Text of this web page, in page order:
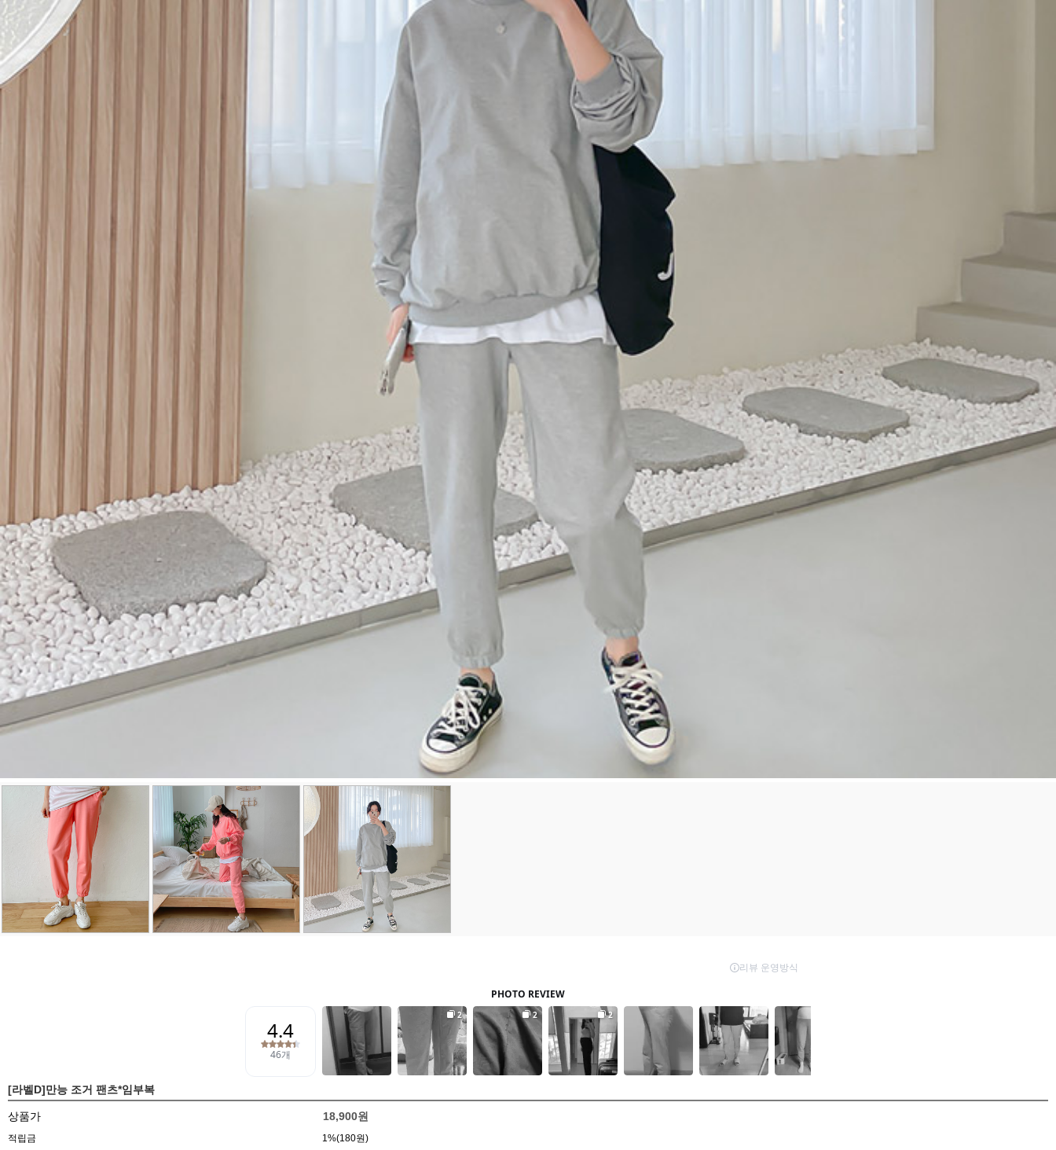
[라벨D]만능 조거 팬츠*임부복
상품가 18,900원
적립금 1%(180원)